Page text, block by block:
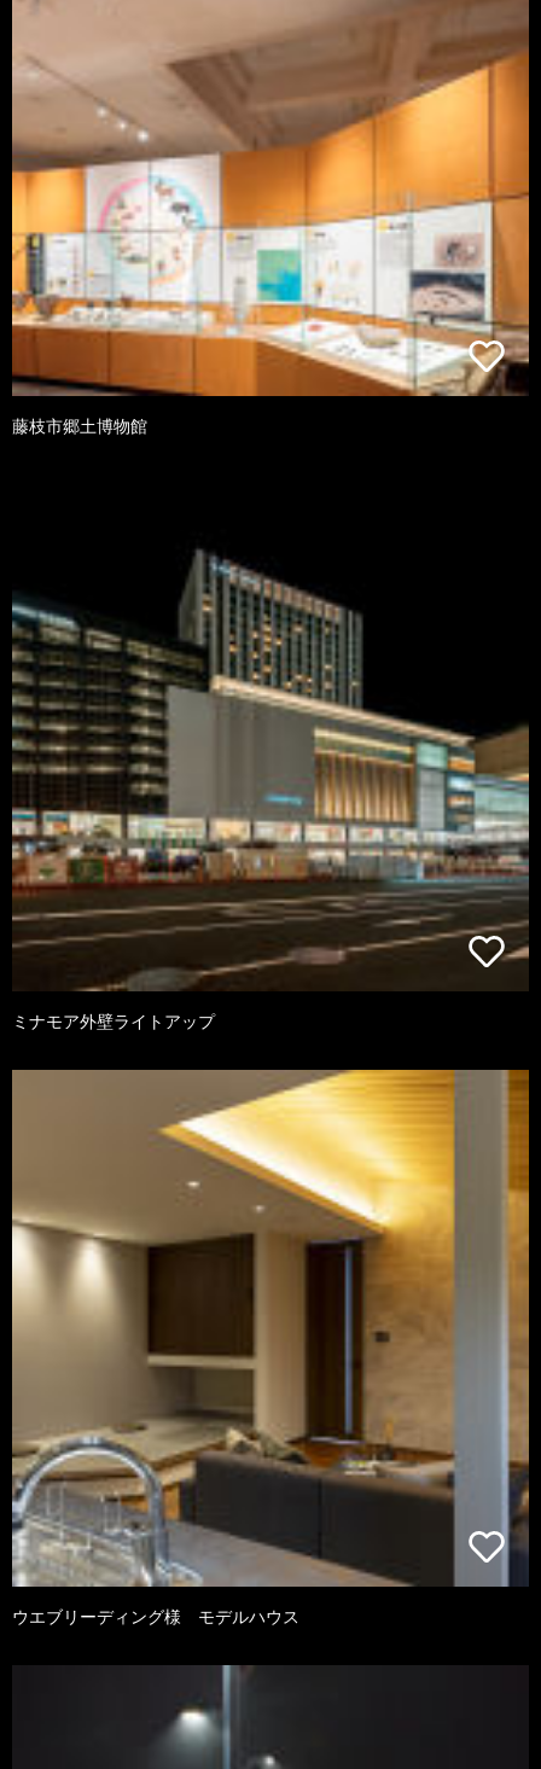
藤枝市郷土博物館
ミナモア外壁ライトアップ
ウエブリーディング様 モデルハウス